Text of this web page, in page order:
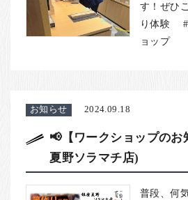
す！ぜひ
り体験
ョップ
お知らせ 2024.09.18
📢【ワークショップのお
夏野ソラマチ店)
普段、何